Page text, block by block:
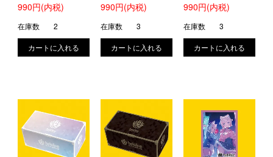
カスリーブ (ブラ
990円(内税)
在庫数 2
カスリーブ (ブラ
990円(内税)
在庫数 3
カスリーブ (ブラ
990円(内税)
在庫数 3